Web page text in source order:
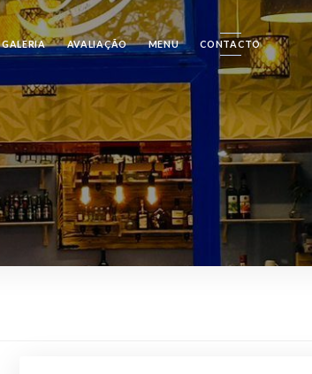
GALERIA AVALIAÇÃO MENU CONTACTO